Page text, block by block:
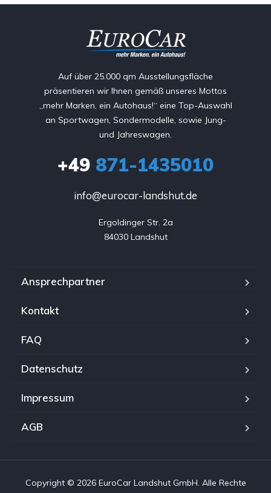
Auf über 25.000 qm Ausstellungsfläche
präsentieren wir Ihnen gemäß unseres Mottos
„mehr Marken, ein Autohaus!“ eine Top-Auswahl
an Sportwagen, Sondermodelle, sowie Jung-
und Jahreswagen.
+49 871-1435010
info@eurocar-landshut.de
Ergoldinger Str. 2a
84030 Landshut
Ansprechpartner
Kontakt
FAQ
Datenschutz
Impressum
AGB
Copyright © 2026 EuroCar Landshut GmbH. Alle Rechte